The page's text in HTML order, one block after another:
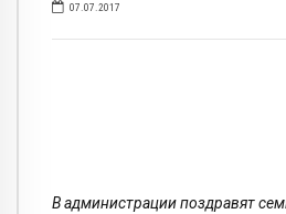
07.07.2017
В администрации поздравят